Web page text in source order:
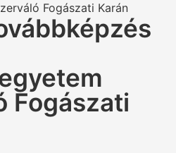
Fogászati Karán
Fogászati